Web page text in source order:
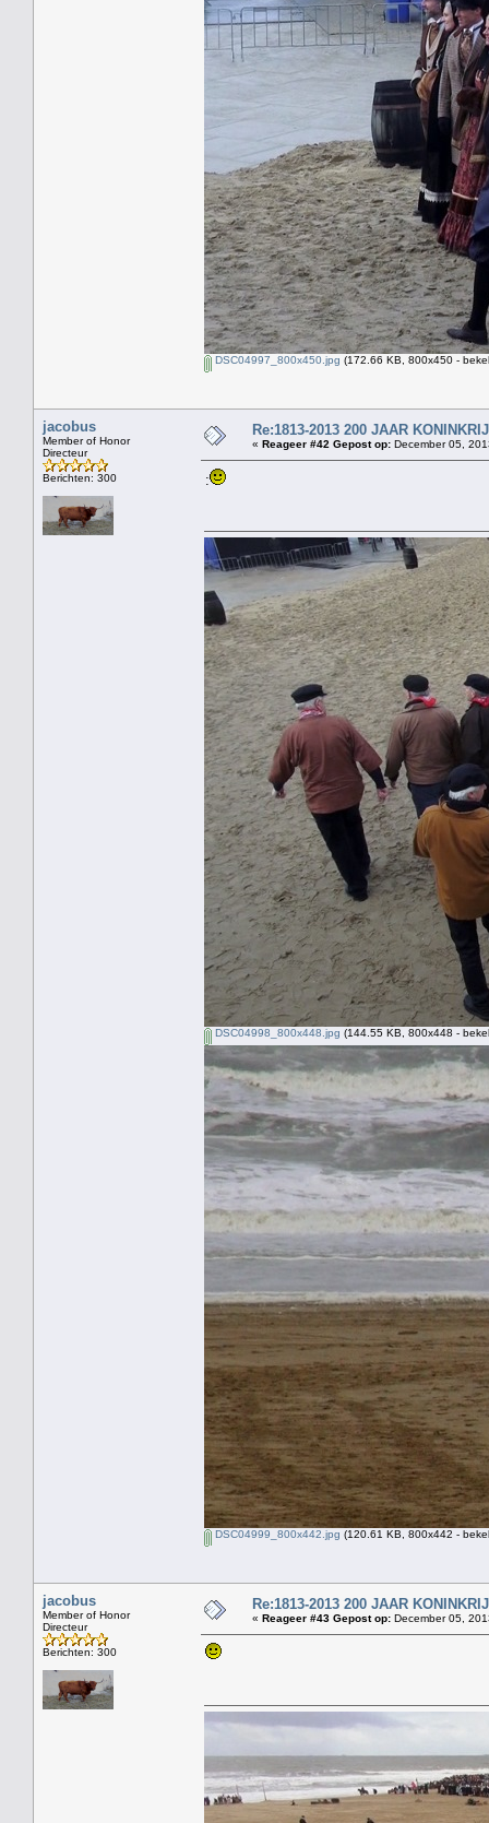
DSC04997_800x450.jpg (172.66 KB, 800x450 -
jacobus
Member of Honor
Directeur
Berichten: 300
Re:1813-2013 200 JAAR
« Reageer #42 Gepost op: December 05,
:
DSC04998_800x448.jpg (144.55 KB, 800x448 -
DSC04999_800x442.jpg (120.61 KB, 800x442 -
jacobus
Member of Honor
Directeur
Berichten: 300
Re:1813-2013 200 JAAR
« Reageer #43 Gepost op: December 05,